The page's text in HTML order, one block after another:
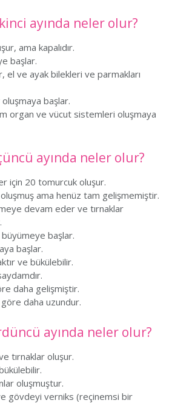
ayında neler olur?
ama kapalıdır.
başlar.
el ve ayak bilekleri ve parmakları
başlar.
organ ve vücut sistemleri oluşmaya
ayında neler olur?
için 20 tomurcuk oluşur.
ama henüz tam gelişmemiştir.
devam eder ve tırnaklar
başlar.
başlar.
ve bükülebilir.
daha gelişmiştir.
daha uzundur.
ayında neler olur?
tırnaklar oluşur.
oluşmuştur.
gövdeyi verniks (reçinemsi bir